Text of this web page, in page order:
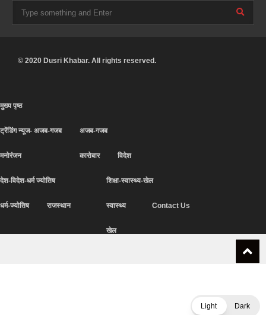
© 2020 Dusri Khabar. All rights reserved.
मुख्य पृष्ठ
ट्रेंडिंग न्यूज- अजब-गजब
मनोरंजन
अजब-गजब
कारोबार विदेश
देश-विदेश-धर्म ज्योतिष
धर्म-ज्योतिष राजस्थान
शिक्षा-स्वास्थ्य-खेल
स्वास्थ्य
खेल
Contact Us
Light Dark